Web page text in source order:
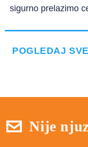
sigurno prelazimo
POGLEDAJ
Nije